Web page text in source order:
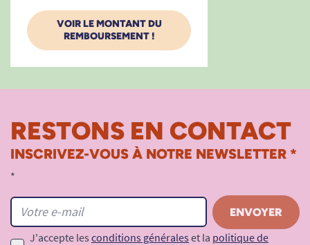
VOIR LE MONTANT DU
REMBOURSEMENT !
RESTONS EN CONTACT
INSCRIVEZ-VOUS À NOTRE NEWSLETTER *
*
J'accepte les conditions générales et la politique de